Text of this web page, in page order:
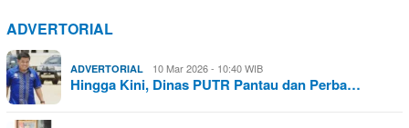
ADVERTORIAL
ADVERTORIAL 10 Mar 2026 - 10:40 WIB
Hingga Kini, Dinas PUTR Pantau dan Perba…